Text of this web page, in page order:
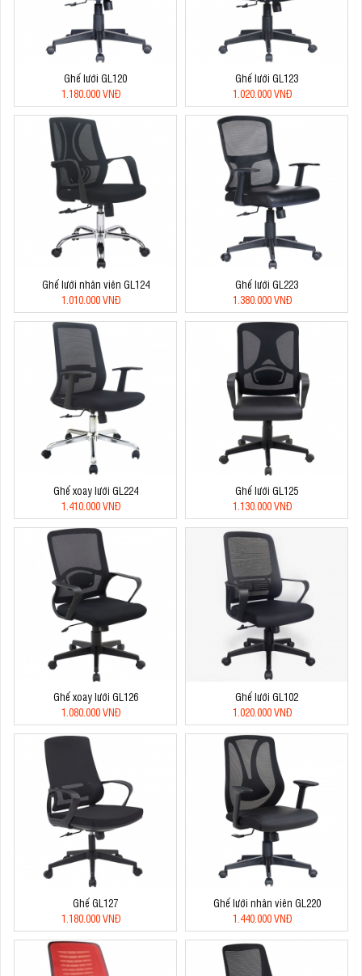
Ghế lưới GL120
1.180.000 VNĐ
Ghế lưới GL123
1.020.000 VNĐ
Ghế lưới nhân viên GL124
1.010.000 VNĐ
Ghế lưới GL223
1.380.000 VNĐ
Ghế xoay lưới GL224
1.410.000 VNĐ
Ghế lưới GL125
1.130.000 VNĐ
Ghế xoay lưới GL126
1.080.000 VNĐ
Ghế lưới GL102
1.020.000 VNĐ
Ghế GL127
1.180.000 VNĐ
Ghế lưới nhân viên GL220
1.440.000 VNĐ